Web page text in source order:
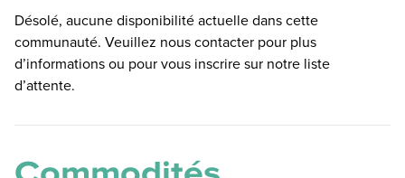
Désolé, aucune disponibilité actuelle dans cette
communauté. Veuillez nous contacter pour plus
d’informations ou pour vous inscrire sur notre liste
d’attente.